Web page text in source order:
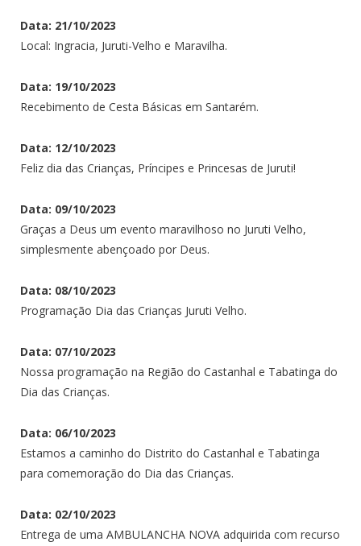
Data: 21/10/2023
Local: Ingracia, Juruti-Velho e Maravilha.
Data: 19/10/2023
Recebimento de Cesta Básicas em Santarém.
Data: 12/10/2023
Feliz dia das Crianças, Príncipes e Princesas de Juruti!
Data: 09/10/2023
Graças a Deus um evento maravilhoso no Juruti Velho,
simplesmente abençoado por Deus.
Data: 08/10/2023
Programação Dia das Crianças Juruti Velho.
Data: 07/10/2023
Nossa programação na Região do Castanhal e Tabatinga do
Dia das Crianças.
Data: 06/10/2023
Estamos a caminho do Distrito do Castanhal e Tabatinga
para comemoração do Dia das Crianças.
Data: 02/10/2023
Entrega de uma AMBULANCHA NOVA adquirida com recurso